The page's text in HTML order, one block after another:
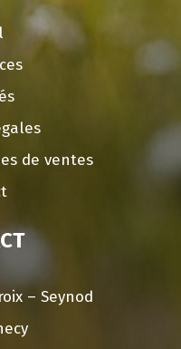
de ventes
– Seynod